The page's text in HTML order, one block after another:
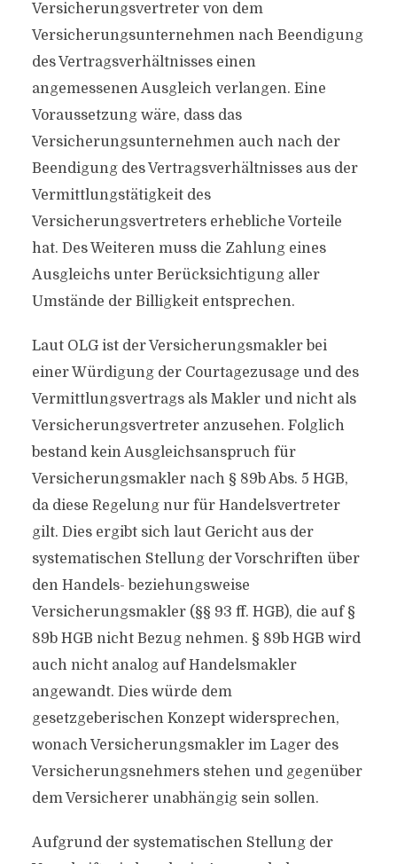
Versicherungsvertreter von dem
Versicherungsunternehmen nach Beendigung
des Vertragsverhältnisses einen
angemessenen Ausgleich verlangen. Eine
Voraussetzung wäre, dass das
Versicherungsunternehmen auch nach der
Beendigung des Vertragsverhältnisses aus der
Vermittlungstätigkeit des
Versicherungsvertreters erhebliche Vorteile
hat. Des Weiteren muss die Zahlung eines
Ausgleichs unter Berücksichtigung aller
Umstände der Billigkeit entsprechen.
Laut OLG ist der Versicherungsmakler bei
einer Würdigung der Courtagezusage und des
Vermittlungsvertrags als Makler und nicht als
Versicherungsvertreter anzusehen. Folglich
bestand kein Ausgleichsanspruch für
Versicherungsmakler nach § 89b Abs. 5 HGB,
da diese Regelung nur für Handelsvertreter
gilt. Dies ergibt sich laut Gericht aus der
systematischen Stellung der Vorschriften über
den Handels- beziehungsweise
Versicherungsmakler (§§ 93 ff. HGB), die auf §
89b HGB nicht Bezug nehmen. § 89b HGB wird
auch nicht analog auf Handelsmakler
angewandt. Dies würde dem
gesetzgeberischen Konzept widersprechen,
wonach Versicherungsmakler im Lager des
Versicherungsnehmers stehen und gegenüber
dem Versicherer unabhängig sein sollen.
Aufgrund der systematischen Stellung der